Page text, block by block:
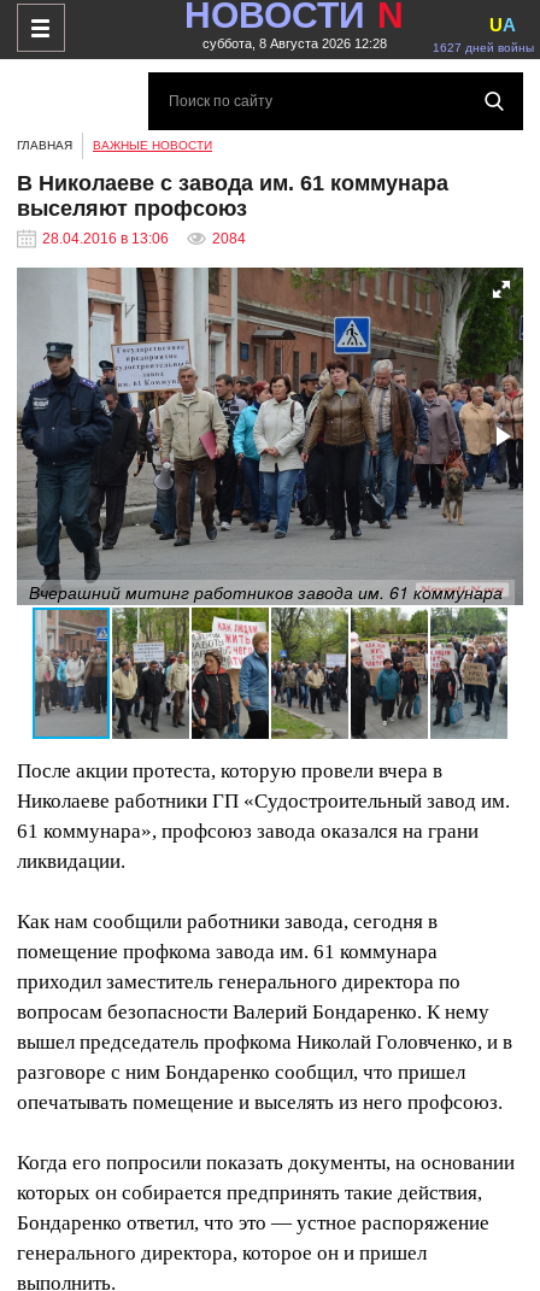
НОВОСТИ N
суббота, 8 Августа 2026 12:28 1627 дней войны
UA
ГЛАВНАЯ ВАЖНЫЕ НОВОСТИ
В Николаеве с завода им. 61 коммунара
выселяют профсоюз
28.04.2016 в 13:06 2084
Вчерашний митинг работников завода им. 61 коммунара
После акции протеста, которую провели вчера в
Николаеве работники ГП «Судостроительный завод им.
61 коммунара», профсоюз завода оказался на грани
ликвидации.
Как нам сообщили работники завода, сегодня в
помещение профкома завода им. 61 коммунара
приходил заместитель генерального директора по
вопросам безопасности Валерий Бондаренко. К нему
вышел председатель профкома Николай Головченко, и в
разговоре с ним Бондаренко сообщил, что пришел
опечатывать помещение и выселять из него профсоюз.
Когда его попросили показать документы, на основании
которых он собирается предпринять такие действия,
Бондаренко ответил, что это — устное распоряжение
генерального директора, которое он и пришел
выполнить.